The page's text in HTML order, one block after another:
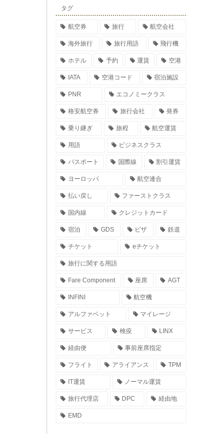
タグ
航空券 旅行 航空会社
海外旅行 旅行用語 飛行機
ホテル 予約 運賃 空港
IATA 空港コード 宿泊施設
PNR エコノミークラス
格安航空券 旅行会社 発券
乗り継ぎ 旅程 航空運賃
用語 ビジネスクラス
パスポート 国際線 割引運賃
ヨーロッパ 航空連合
払い戻し ファーストクラス
国内線 クレジットカード
宿泊 GDS ビザ 鉄道
チケット eチケット
旅行に関する用語
Fare Component 座席 AGT
INFINI 航空機
アルファベット マイレージ
サービス 検疫 LINX
経由便 事前座席指定
フライト アライアンス TPM
IT運賃 ノーマル運賃
旅行代理店 DPC 経由地
EMD